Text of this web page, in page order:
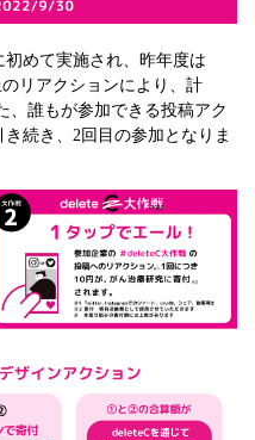
初めて実施され、昨年度は
リアクションにより、計
、誰もが参加できる投稿アク
続き、2回目の参加となりま